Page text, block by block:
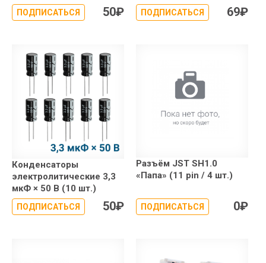
ПОДПИСАТЬСЯ 50₽ ПОДПИСАТЬСЯ 69₽
Конденсаторы
электролитические 3,3
мкФ × 50 В (10 шт.)
ПОДПИСАТЬСЯ 50₽
Разъём JST SH1.0
«Папа» (11 pin / 4 шт.)
ПОДПИСАТЬСЯ 0₽